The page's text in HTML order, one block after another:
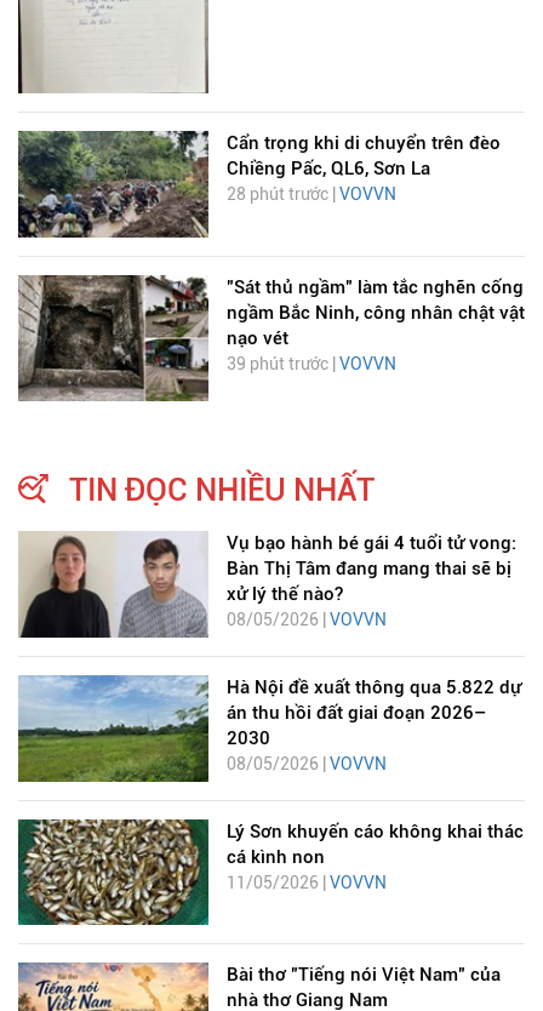
Cẩn trọng khi di chuyển trên đèo
Chiềng Pấc, QL6, Sơn La
28 phút trước | VOVVN
"Sát thủ ngầm" làm tắc nghẽn cống
ngầm Bắc Ninh, công nhân chật vật
nạo vét
39 phút trước | VOVVN
TIN ĐỌC NHIỀU NHẤT
Vụ bạo hành bé gái 4 tuổi tử vong:
Bàn Thị Tâm đang mang thai sẽ bị
xử lý thế nào?
08/05/2026 | VOVVN
Hà Nội đề xuất thông qua 5.822 dự
án thu hồi đất giai đoạn 2026–
2030
08/05/2026 | VOVVN
Lý Sơn khuyến cáo không khai thác
cá kình non
11/05/2026 | VOVVN
Bài thơ "Tiếng nói Việt Nam" của
nhà thơ Giang Nam